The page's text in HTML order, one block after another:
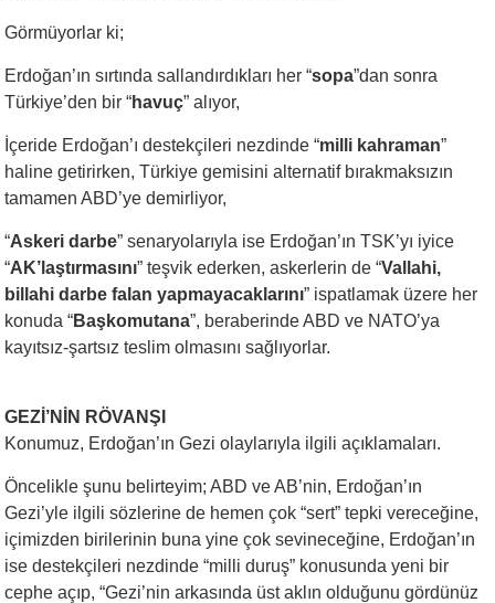
Görmüyorlar ki;
Erdoğan’ın sırtında sallandırdıkları her “sopa”dan sonra
Türkiye’den bir “havuç” alıyor,
İçeride Erdoğan’ı destekçileri nezdinde “milli kahraman”
haline getirirken, Türkiye gemisini alternatif bırakmaksızın
tamamen ABD’ye demirliyor,
“Askeri darbe” senaryolarıyla ise Erdoğan’ın TSK’yı iyice
“AK’laştırmasını” teşvik ederken, askerlerin de “Vallahi,
billahi darbe falan yapmayacaklarını” ispatlamak üzere her
konuda “Başkomutana”, beraberinde ABD ve NATO’ya
kayıtsız-şartsız teslim olmasını sağlıyorlar.
GEZİ’NİN RÖVANŞI
Konumuz, Erdoğan’ın Gezi olaylarıyla ilgili açıklamaları.
Öncelikle şunu belirteyim; ABD ve AB’nin, Erdoğan’ın
Gezi’yle ilgili sözlerine de hemen çok “sert” tepki vereceğine,
içimizden birilerinin buna yine çok sevineceğine, Erdoğan’ın
ise destekçileri nezdinde “milli duruş” konusunda yeni bir
cephe açıp, “Gezi’nin arkasında üst aklın olduğunu gördünüz